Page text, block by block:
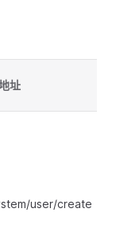
址
user/create